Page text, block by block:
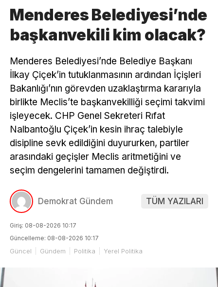
Menderes Belediyesi’nde
başkanvekili kim olacak?
Menderes Belediyesi’nde Belediye Başkanı
İlkay Çiçek’in tutuklanmasının ardından İçişleri
Bakanlığı’nın görevden uzaklaştırma kararıyla
birlikte Meclis’te başkanvekilliği seçimi takvimi
işleyecek. CHP Genel Sekreteri Rıfat
Nalbantoğlu Çiçek’in kesin ihraç talebiyle
disipline sevk edildiğini duyururken, partiler
arasındaki geçişler Meclis aritmetiğini ve
seçim dengelerini tamamen değiştirdi.
Demokrat Gündem TÜM YAZILARI
Giriş: 08-08-2026 10:17
Güncelleme: 08-08-2026 10:17
Güncel Gündem Politika Yerel Politika